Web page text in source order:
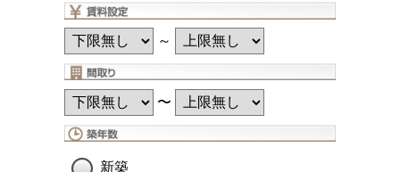
～
〜
新築